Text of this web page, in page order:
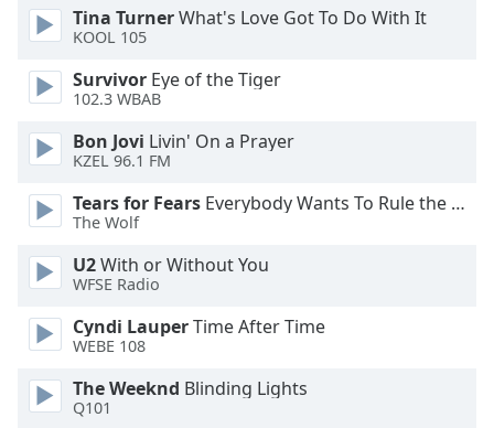
Text
Background
Caption
Area
Color
Opacity
Font
Size
Tina TurnerWhat's Love Got To Do With It
KOOL 105
Survivor Eye of the Tiger
102.3 WBAB
Bon Jovi Livin' On a Prayer
KZEL 96.1 FM
Tears for Fears Everybody Wants To Rule the World
The Wolf
U2With or Without You
WFSE Radio
Cyndi LauperTime After Time
WEBE 108
The Weeknd Blinding Lights
Q101